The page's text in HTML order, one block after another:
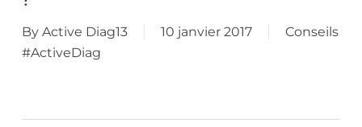
By Active Diag13 10 janvier 2017
Conseils
#ActiveDiag